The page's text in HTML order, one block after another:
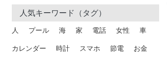
人気キーワード（タグ）
人 プール 海 家 電話 女性 車
カレンダー 時計 スマホ 節電 お金